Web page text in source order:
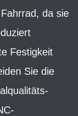
da sie
Festigkeit
Sie die